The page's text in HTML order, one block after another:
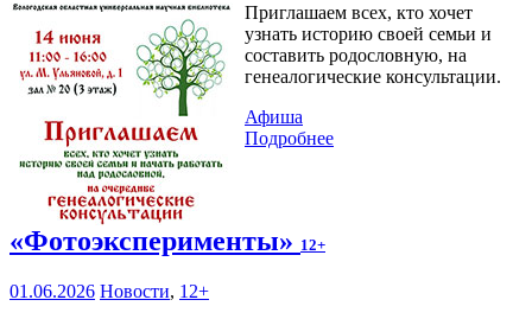
Приглашаем всех, кто хочет
узнать историю своей семьи и
составить родословную, на
генеалогические консультации.
Афиша
Подробнее
«Фотоэксперименты» 12+
01.06.2026 Новости, 12+